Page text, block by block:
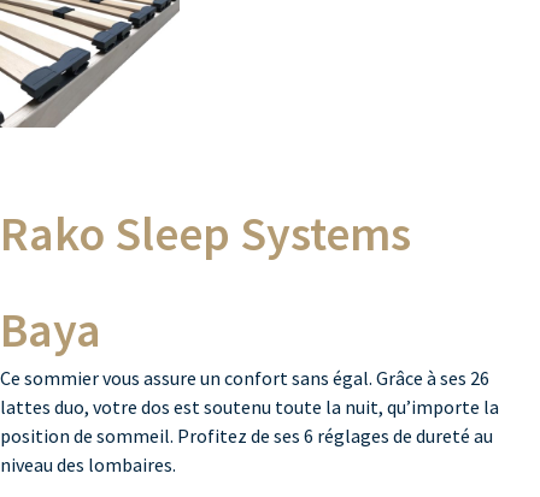
Rako Sleep Systems
Baya
Ce sommier vous assure un confort sans égal. Grâce à ses 26
lattes duo, votre dos est soutenu toute la nuit, qu’importe la
position de sommeil. Profitez de ses 6 réglages de dureté au
niveau des lombaires.